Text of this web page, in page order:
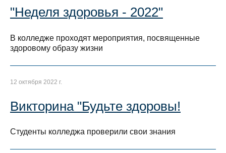
"Неделя здоровья - 2022"
В колледже проходят мероприятия, посвященные
здоровому образу жизни
12 октября 2022 г.
Викторина "Будьте здоровы!
Студенты колледжа проверили свои знания